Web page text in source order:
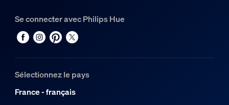
Se connecter avec Philips Hue
Sélectionnez le pays
France - français